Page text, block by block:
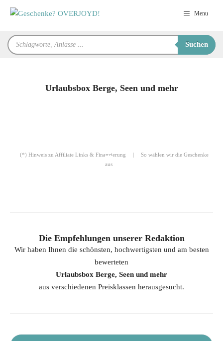
Inhalt
Menu
Products
search
Suchen
Urlaubsbox Berge, Seen und mehr
(*) Hinweis zu Affiliate Links & Finanzierung |
So wählen wir die Geschenke
aus
Die Empfehlungen unserer Redaktion
Wir haben Ihnen die schönsten, hochwertigsten und am besten
bewerteten
Urlaubsbox Berge, Seen und mehr
aus verschiedenen Preisklassen herausgesucht.